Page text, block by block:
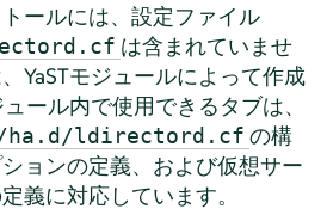
ールには、設定ファイル
は含まれていませ
YaSTモジュールによって作成
ール内で使用できるタブは、
ha.d/ldirectord.cf の構
ョンの定義、および仮想サー
義に対応しています。